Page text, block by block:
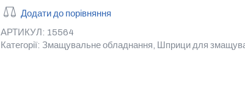
Додати до порівняння
АРТИКУЛ: 15564
Категорії: Змащувальне обладнання, Шприци для